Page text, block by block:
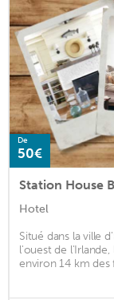
De
50€
Station House
Hotel
Situé dans la ville
l'ouest de
environ 14 km des